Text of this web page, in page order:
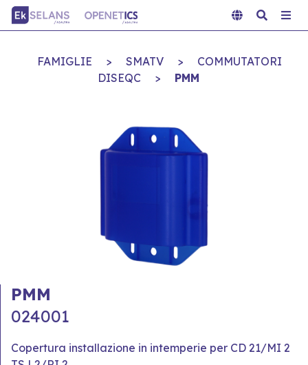
FAMIGLIE > SMATV >
COMMUTATORI
DISEQC
> PMM
PMM
024001
Copertura installazione in intemperie per CD 21/MI 2